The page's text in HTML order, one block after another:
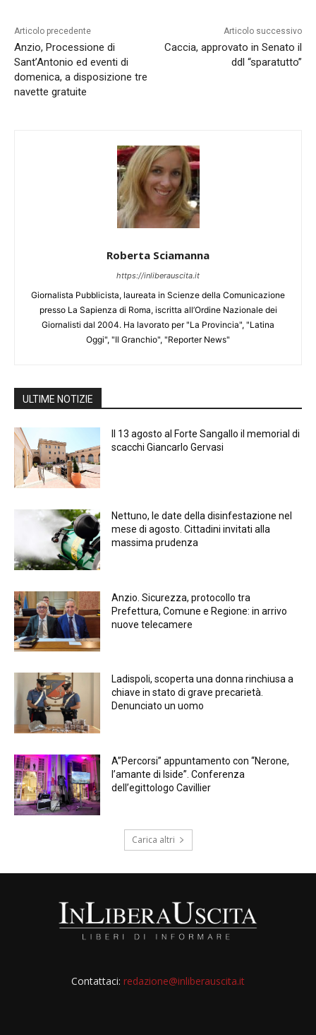
Articolo precedente
Anzio, Processione di
Sant’Antonio ed eventi di
domenica, a disposizione tre
navette gratuite
Articolo successivo
Caccia, approvato in Senato il
ddl “sparatutto”
Roberta Sciamanna
https://inliberauscita.it
Giornalista Pubblicista, laureata in Scienze della Comunicazione
presso La Sapienza di Roma, iscritta all’Ordine Nazionale dei
Giornalisti dal 2004. Ha lavorato per "La Provincia", "Latina
Oggi", "Il Granchio", "Reporter News"
ULTIME NOTIZIE
Il 13 agosto al Forte Sangallo il memorial di
scacchi Giancarlo Gervasi
Nettuno, le date della disinfestazione nel
mese di agosto. Cittadini invitati alla
massima prudenza
Anzio. Sicurezza, protocollo tra
Prefettura, Comune e Regione: in arrivo
nuove telecamere
Ladispoli, scoperta una donna rinchiusa a
chiave in stato di grave precarietà.
Denunciato un uomo
A”Percorsi” appuntamento con “Nerone,
l’amante di Iside”. Conferenza
dell’egittologo Cavillier
Carica altri
Contattaci: redazione@inliberauscita.it